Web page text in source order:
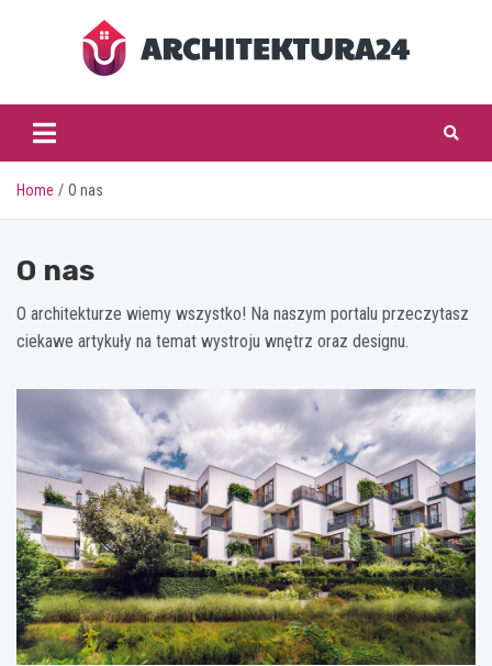
architektura24.pl
Home O nas
O nas
O architekturze wiemy wszystko! Na naszym portalu przeczytasz
ciekawe artykuły na temat wystroju wnętrz oraz designu.